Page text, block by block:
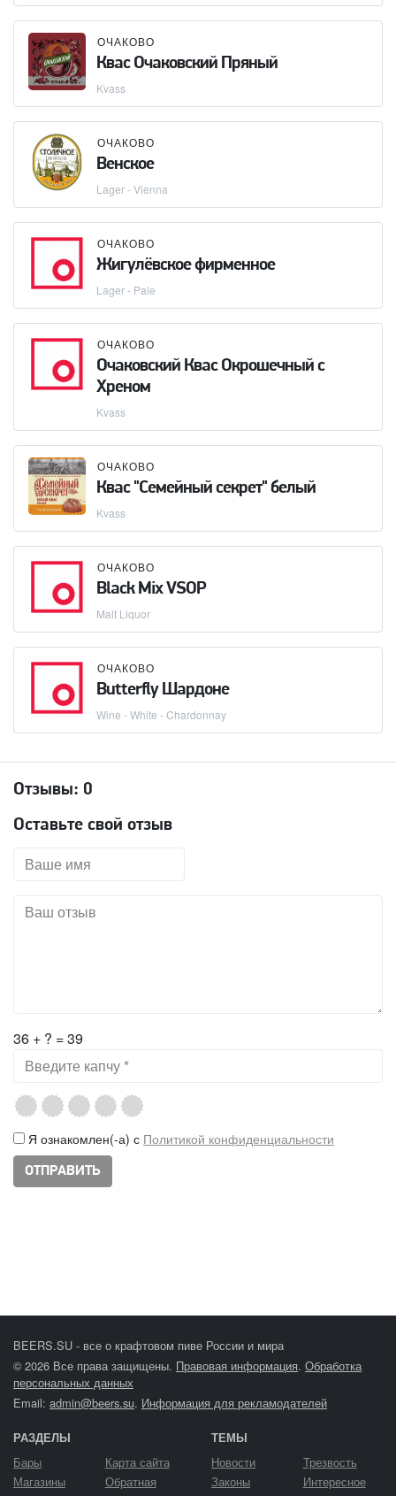
ОЧАКОВО
Квас Очаковский Пряный
Kvass
ОЧАКОВО
Венское
Lager - Vienna
ОЧАКОВО
Жигулёвское фирменное
Lager - Pale
ОЧАКОВО
Очаковский Квас Окрошечный с
Хреном
Kvass
ОЧАКОВО
Квас "Семейный секрет" белый
Kvass
ОЧАКОВО
Black Mix VSOP
Malt Liquor
ОЧАКОВО
Butterfly Шардоне
Wine - White - Chardonnay
Отзывы: 0
Оставьте свой отзыв
36 + ? = 39
Я ознакомлен(-а) с Политикой конфиденциальности
BEERS.SU - все о крафтовом пиве России и мира
© 2026 Все права защищены. Правовая информация. Обработка
персональных данных
Email: admin@beers.su. Информация для рекламодателей
РАЗДЕЛЫ
Бары
Магазины
Карта сайта
Обратная
ТЕМЫ
Новости
Законы
Трезвость
Интересное